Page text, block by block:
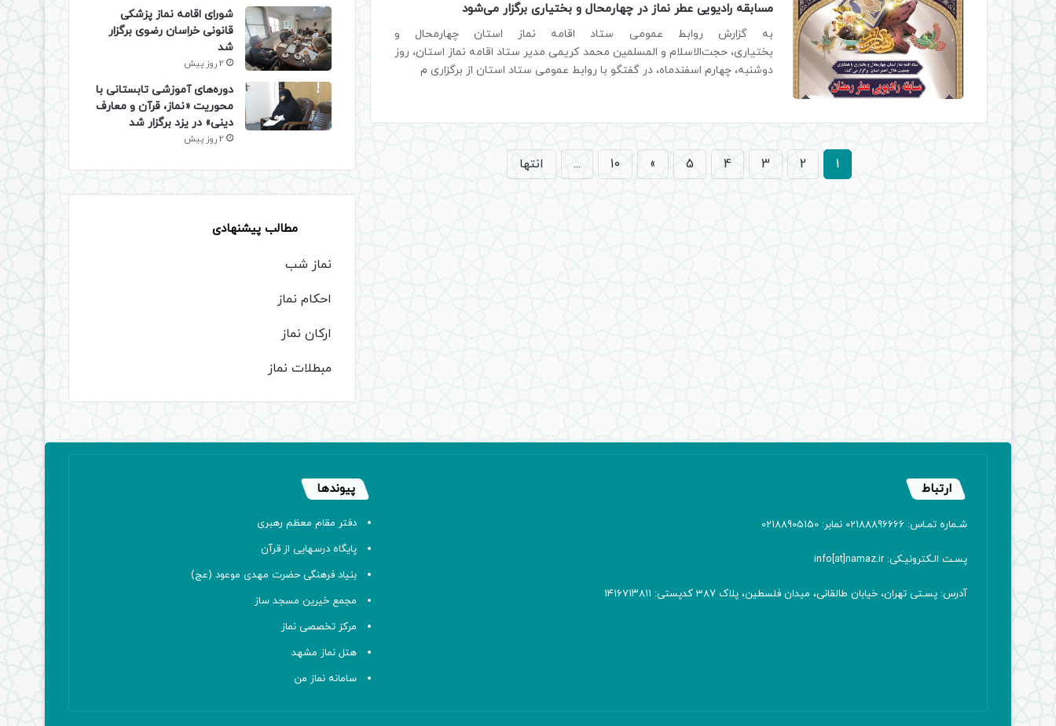
مسابقه رادیویی عطر نماز در چهارمحال و بختیاری برگزار می‌شود
به گزارش روابط عمومی ستاد اقامه نماز استان چهارمحال و
بختیاری، حجت‌الاسلام و المسلمین محمد کریمی مدیر ستاد اقامه نماز استان، روز
دوشنبه، چهارم اسفندماه، در گفتگو با روابط عمومی ستاد استان از برگزاری م
1
2
3
4
5
»
10
... انتها
شورای اقامه نماز پزشکی
قانونی خراسان رضوی برگزار
شد
2 روز پیش
دوره‌های آموزشی تابستانی با
محوریت «نماز، قرآن و معارف
دینی» در یزد برگزار شد
2 روز پیش
مطالب پیشنهادی
نماز شب
احکام نماز
ارکان نماز
مبطلات نماز
ارتباط
شـماره تمـاس: 02188896666 نمابر: 02188905150
پسـت الـکترونیـکی: info[at]namaz.ir
آدرس: پسـتی تهران، خیابان طالقانی، میدان فلسطین، پلاک 387 کدپستی: ۱۴۱۶۷۱۳۸۱۱
پیوندها
دفتر مقام معظم رهبری
پایگاه درسهایی از قرآن
بنیاد فرهنگی حضرت مهدی موعود (عج)
مجمع خیرین مسجد ساز
مرکز تخصصی نماز
هتل نماز مشهد
سامانه نماز من